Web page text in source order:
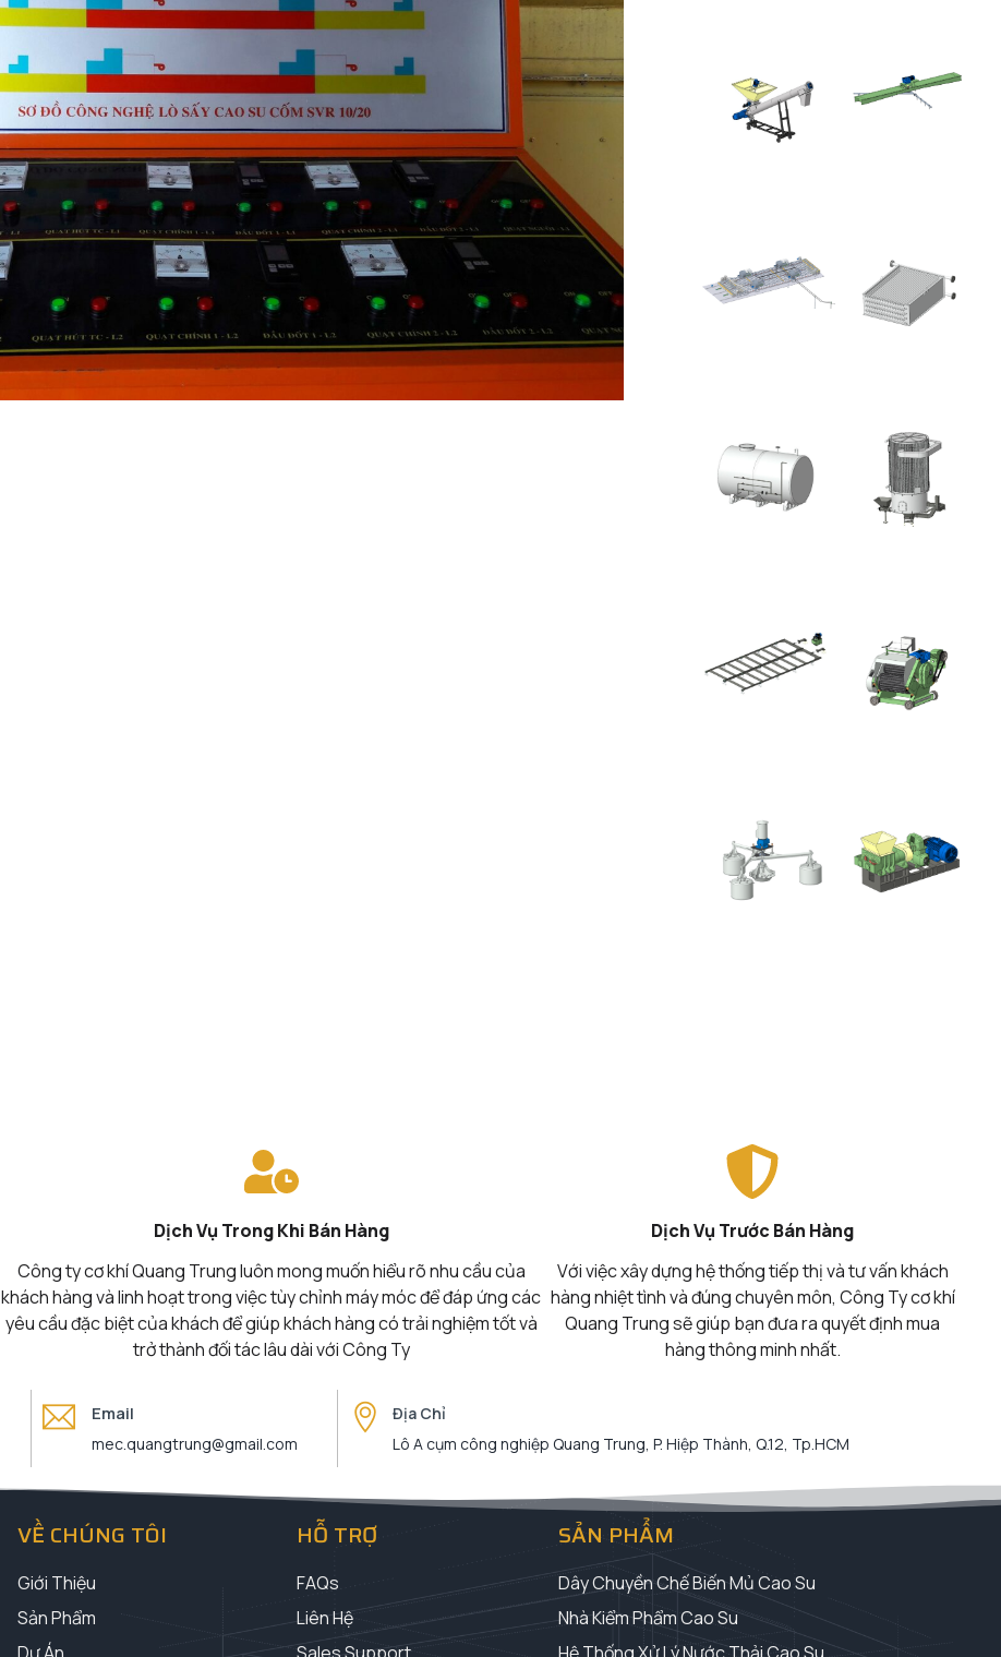
Dịch Vụ Trước Bán Hàng
Với việc xây dựng hệ thống tiếp thị và tư vấn khách
hàng nhiệt tình và đúng chuyên môn, Công Ty cơ khí
Quang Trung sẽ giúp bạn đưa ra quyết định mua
hàng thông minh nhất.
Dịch Vụ Trong Khi Bán Hàng
Công ty cơ khí Quang Trung luôn mong muốn hiểu rõ nhu cầu của
khách hàng và linh hoạt trong việc tùy chỉnh máy móc để đáp ứng các
yêu cầu đặc biệt của khách để giúp khách hàng có trải nghiệm tốt và
trở thành đối tác lâu dài với Công Ty
Email
mec.quangtrung@gmail.com
Địa Chỉ
Lô A cụm công nghiệp Quang Trung, P. Hiệp Thành, Q.12, Tp.HCM
VỀ CHÚNG TÔI
Giới Thiệu
Sản Phẩm
HỖ TRỢ
FAQs
Liên Hệ
SẢN PHẨM
Dây Chuyền Chế Biến Mủ Cao Su
Nhà Kiểm Phẩm Cao Su